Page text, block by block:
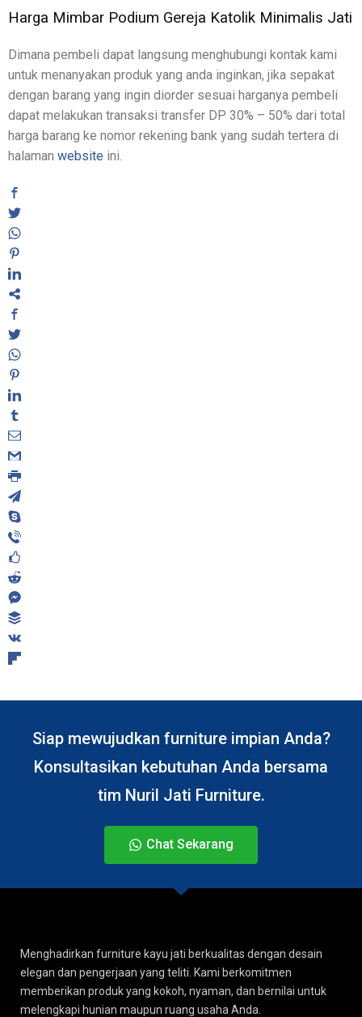
Harga Mimbar Podium Gereja Katolik Minimalis Jati
Dimana pembeli dapat langsung menghubungi kontak kami
untuk menanyakan produk yang anda inginkan, jika sepakat
dengan barang yang ingin diorder sesuai harganya pembeli
dapat melakukan transaksi transfer DP 30% – 50% dari total
harga barang ke nomor rekening bank yang sudah tertera di
halaman website ini.
Siap mewujudkan furniture impian Anda?
Konsultasikan kebutuhan Anda bersama
tim Nuril Jati Furniture.
Chat Sekarang
Menghadirkan furniture kayu jati berkualitas dengan desain
elegan dan pengerjaan yang teliti. Kami berkomitmen
memberikan produk yang kokoh, nyaman, dan bernilai untuk
melengkapi hunian maupun ruang usaha Anda.